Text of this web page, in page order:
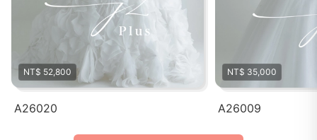
NT$ 52,800
A26020
NT$ 35,000
A26009